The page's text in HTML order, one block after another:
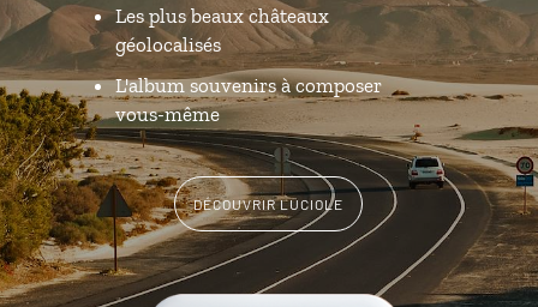
Les plus beaux châteaux
géolocalisés
L'album souvenirs à composer
vous-même
DÉCOUVRIR LUCIOLE